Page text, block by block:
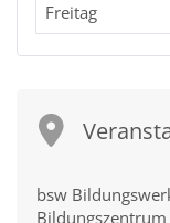
Freitag
bsw
Bildungszentrum